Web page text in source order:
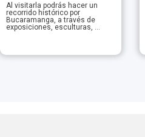
Al visitarla podrás hacer un
recorrido histórico por
Bucaramanga, a través de
exposiciones, esculturas, ...